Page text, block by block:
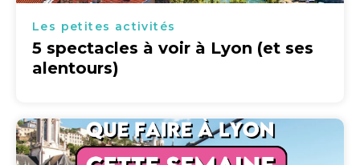
Les petites activités
5 spectacles à voir à Lyon (et ses
alentours)